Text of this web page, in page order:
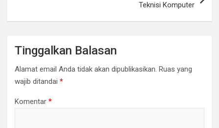
Teknisi Komputer
Tinggalkan Balasan
Alamat email Anda tidak akan dipublikasikan. Ruas yang
wajib ditandai *
Komentar *